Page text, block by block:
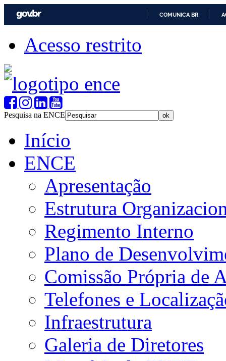
COMUNICA BR
Acesso restrito
Pesquisa na ENCE
Início
ENCE
Apresentação
Estrutura
Regimento Interno
Plano de
Comissão Própria de
Telefones e
Infraestrutura
Galeria de Diretores